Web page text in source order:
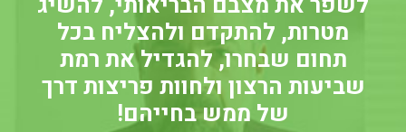
מטרות, להתקדם ולהצליח בכל
תחום שבחרו, להגדיל את רמת
שביעות הרצון ולחוות פריצות דרך
של ממש בחייהם!